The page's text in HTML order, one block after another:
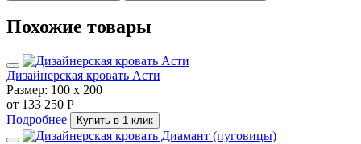
Похожие товары
Дизайнерская кровать Асти
Размер: 100 х 200
от 133 250 Р
Подробнее
Купить в 1 клик